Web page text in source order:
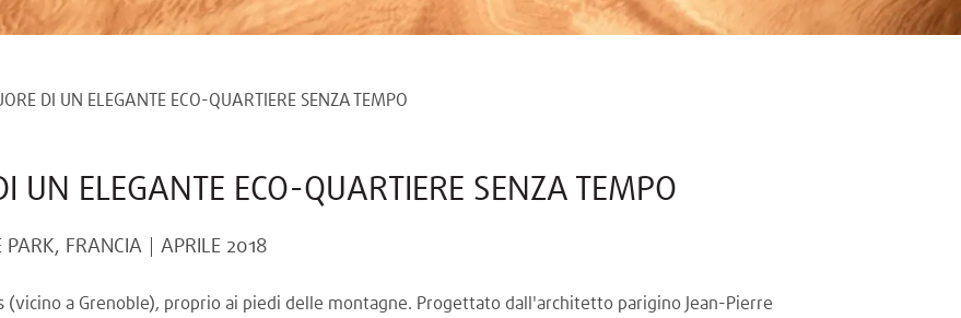
DI UN ELEGANTE ECO-QUARTIERE SENZA TEMPO
UN ELEGANTE ECO-QUARTIERE SENZA TEMPO
PARK, FRANCIA APRILE 2018
(vicino a Grenoble), proprio ai piedi delle montagne. Progettato dall'architetto parigino Jean-Pierre